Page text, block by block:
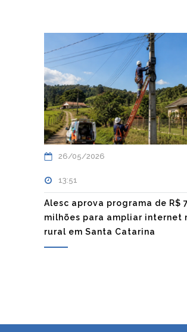
26/05/2026
13:51
Alesc aprova programa de R$
milhões para ampliar internet
rural em Santa Catarina